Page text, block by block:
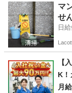
大分 大分市 大
マ
せ
【
K！
🏠
月